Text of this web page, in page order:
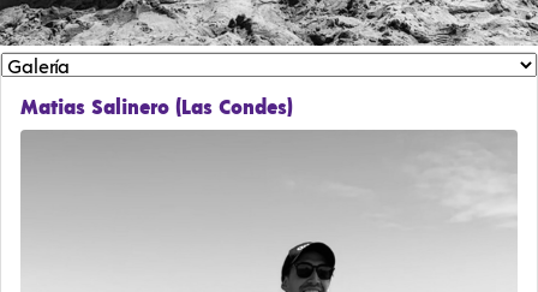
Matias Salinero (Las Condes)